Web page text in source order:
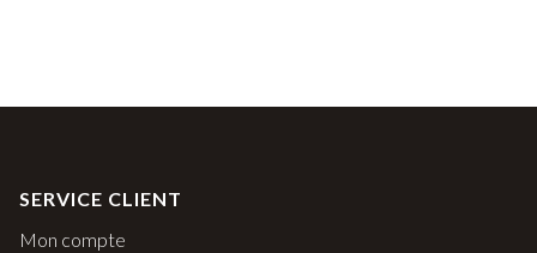
SERVICE CLIENT
Mon compte